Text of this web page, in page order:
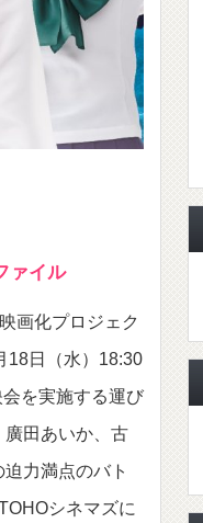
ァイル
画化プロジェク
18日（水）18:30
を実施する運び
廣田あいか、古
力満点のバト
シネマズに